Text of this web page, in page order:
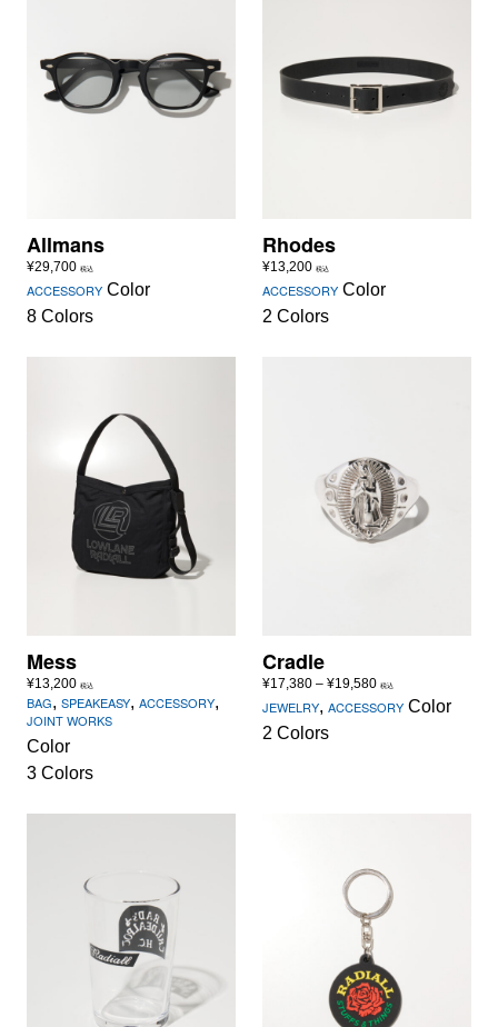
Allmans
¥29,700 税込
ACCESSORY Color
8 Colors
Rhodes
¥13,200 税込
ACCESSORY Color
2 Colors
Mess
¥13,200 税込
BAG, SPEAKEASY, ACCESSORY,
JOINT WORKS
Color
3 Colors
Cradle
¥17,380 – ¥19,580価
格
税込
JEWELRY, ACCESSORY Color
2 Colors